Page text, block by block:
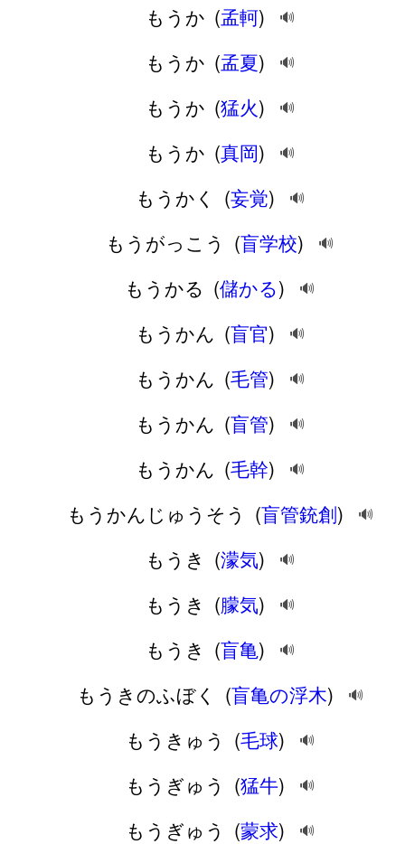
もうか (孟軻) 🔊
もうか (孟夏) 🔊
もうか (猛火) 🔊
もうか (真岡) 🔊
もうかく (妄覚) 🔊
もうがっこう (盲学校) 🔊
もうかる (儲かる) 🔊
もうかん (盲官) 🔊
もうかん (毛管) 🔊
もうかん (盲管) 🔊
もうかん (毛幹) 🔊
もうかんじゅうそう (盲管銃創) 🔊
もうき (濛気) 🔊
もうき (朦気) 🔊
もうき (盲亀) 🔊
もうきのふぼく (盲亀の浮木) 🔊
もうきゅう (毛球) 🔊
もうぎゅう (猛牛) 🔊
もうぎゅう (蒙求) 🔊